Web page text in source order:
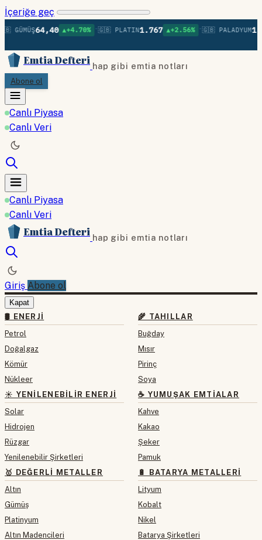
İçeriğe geç
64,40 ▲+4.70% •🇬🇧 PLATIN1.767 ▲+2.56% •🇬🇧 PALADYUM
Emtia Defteri hap gibi emtia notları
Abone ol
Canlı Piyasa
Canlı Veri
Canlı Piyasa
Canlı Veri
Emtia Defteri hap gibi emtia notları
Giriş Abone ol
Kapat
🛢 ENERJI
Petrol
Doğalgaz
Kömür
Nükleer
☀️ YENILENEBILIR ENERJI
Solar
Hidrojen
Rüzgar
Yenilenebilir Şirketleri
🥇 DEĞERLI METALLER
Altın
Gümüş
Platinyum
Altın Madencileri
🌾 TAHILLAR
Buğday
Mısır
Pirinç
Soya
☕ YUMUŞAK EMTIALAR
Kahve
Kakao
Şeker
Pamuk
🔋 BATARYA METALLERI
Lityum
Kobalt
Nikel
Batarya Şirketleri